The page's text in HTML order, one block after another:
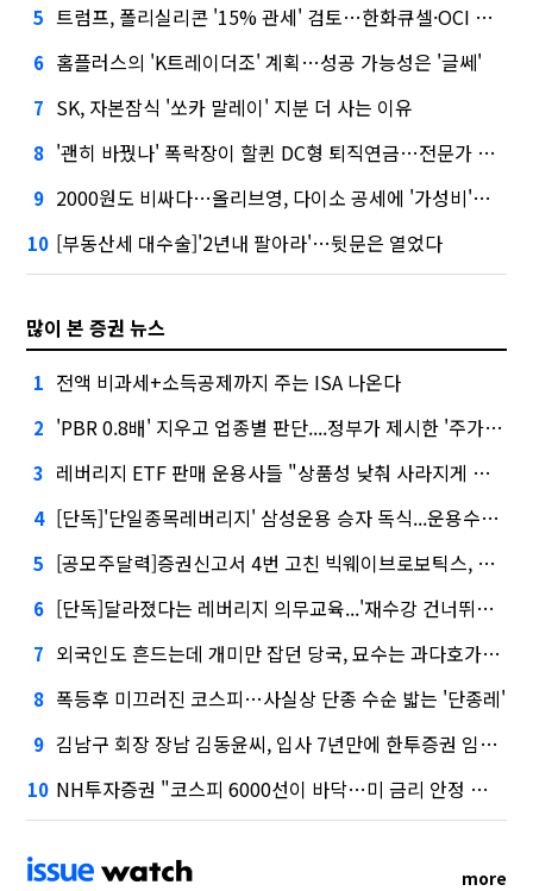
5 트럼프, 폴리실리콘 '15% 관세' 검토…한화큐셀·OCI 영향은?
6 홈플러스의 'K트레이더조' 계획…성공 가능성은 '글쎄'
7 SK, 자본잠식 '쏘카 말레이' 지분 더 사는 이유
8 '괜히 바꿨나' 폭락장이 할퀸 DC형 퇴직연금…전문가 조언은
9 2000원도 비싸다…올리브영, 다이소 공세에 '가성비'로 맞불
10 [부동산세 대수술]'2년내 팔아라'…뒷문은 열었다
많이 본 증권 뉴스
1 전액 비과세+소득공제까지 주는 ISA 나온다
2 'PBR 0.8배' 지우고 업종별 판단....정부가 제시한 '주가 누르기' 방지법
3 레버리지 ETF 판매 운용사들 "상품성 낮춰 사라지게 해야"…일부 신중론도
4 [단독]'단일종목레버리지' 삼성운용 승자 독식...운용수익 미래에셋의 6배
5 [공모주달력]증권신고서 4번 고친 빅웨이브로보틱스, 수요예측
6 [단독]달라졌다는 레버리지 의무교육...'재수강 건너뛰기' 허점
7 외국인도 흔드는데 개미만 잡던 당국, 묘수는 과다호가부담금?
8 폭등후 미끄러진 코스피…사실상 단종 수순 밟는 '단종레'
9 김남구 회장 장남 김동윤씨, 입사 7년만에 한투증권 임원 승진
10 NH투자증권 "코스피 6000선이 바닥…미 금리 안정 후 추가 회복"
more